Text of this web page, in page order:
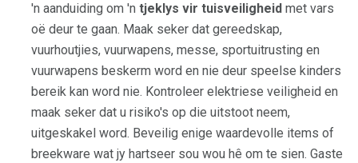
'n aanduiding om 'n tjeklys vir tuisveiligheid met vars
oë deur te gaan. Maak seker dat gereedskap,
vuurhoutjies, vuurwapens, messe, sportuitrusting en
vuurwapens beskerm word en nie deur speelse kinders
bereik kan word nie. Kontroleer elektriese veiligheid en
maak seker dat u risiko's op die uitstoot neem,
uitgeskakel word. Beveilig enige waardevolle items of
breekware wat jy hartseer sou wou hê om te sien. Gaste